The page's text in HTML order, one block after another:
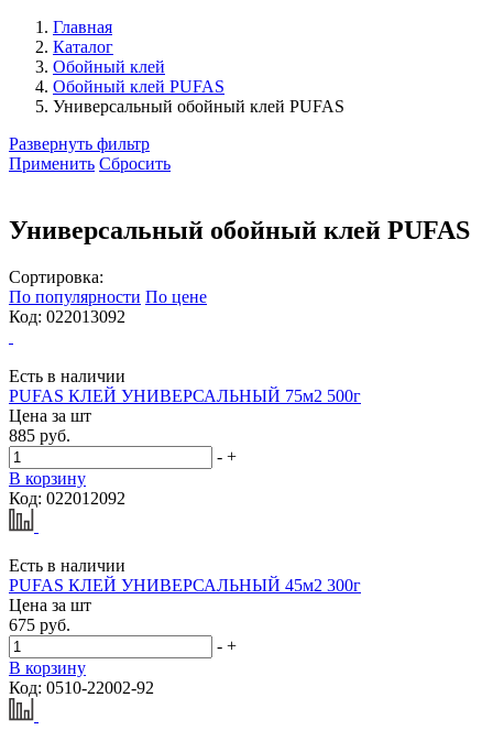
Главная
Каталог
Обойный клей
Обойный клей PUFAS
Универсальный обойный клей PUFAS
Развернуть фильтр
Применить Сбросить
Универсальный обойный клей PUFAS
Сортировка:
По популярности По цене
Код: 022013092
Есть в наличии
PUFAS КЛЕЙ УНИВЕРСАЛЬНЫЙ 75м2 500г
Цена за шт
885 руб.
- +
В корзину
Код: 022012092
Есть в наличии
PUFAS КЛЕЙ УНИВЕРСАЛЬНЫЙ 45м2 300г
Цена за шт
675 руб.
- +
В корзину
Код: 0510-22002-92